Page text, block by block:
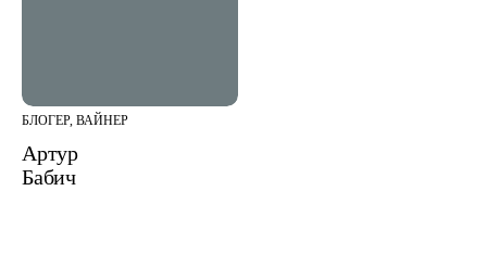
БЛОГЕР, ВАЙНЕР
Артур
Бабич